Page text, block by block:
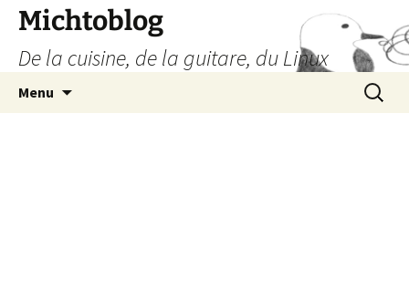
Aller
contenu
Michtoblog
De la cuisine, de la guitare, du Linux
Menu